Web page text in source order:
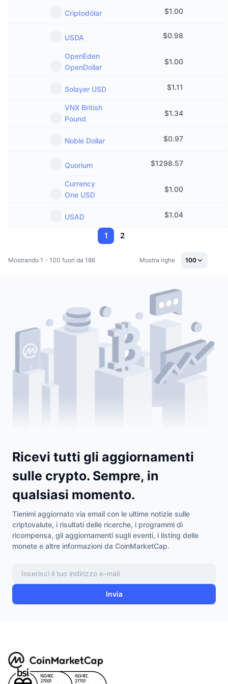
Criptodólar $1.00
USDA $0.98
OpenEden
OpenDollar
$1.00
Solayer USD $1.11
VNX British
Pound
$1.34
Noble Dollar $0.97
Quorium $1298.57
Currency
One USD
$1.00
USAD $1.04
1 2
Mostrando 1 - 100 fuori da 186 Mostra righe 100
Ricevi tutti gli aggiornamenti
sulle crypto. Sempre, in
qualsiasi momento.
Tienimi aggiornato via email con le ultime notizie sulle
criptovalute, i risultati delle ricerche, i programmi di
ricompensa, gli aggiornamenti sugli eventi, i listing delle
monete e altre informazioni da CoinMarketCap.
Invia